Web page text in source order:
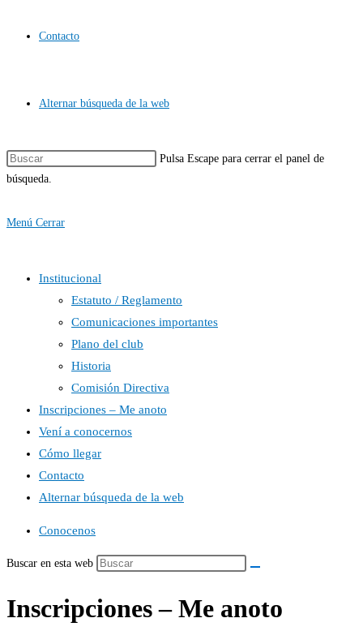
Contacto
Alternar búsqueda de la web
Pulsa Escape para cerrar el panel de
búsqueda.
Menú Cerrar
Institucional
Estatuto / Reglamento
Comunicaciones importantes
Plano del club
Historia
Comisión Directiva
Inscripciones – Me anoto
Vení a conocernos
Cómo llegar
Contacto
Alternar búsqueda de la web
Conocenos
Buscar en esta web
Inscripciones – Me anoto